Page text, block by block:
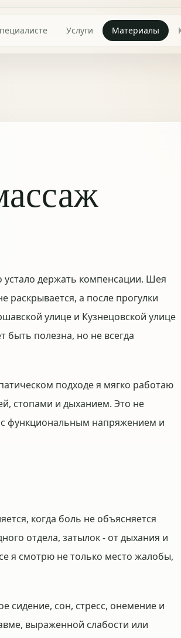
Услуги Материалы
держать компенсации. Шея
раскрывается, а после прогулки
улице и Кузнецовской улице
полезна, но не всегда
подходе я мягко работаю
стопами и дыханием. Это не
с функциональным напряжением и
когда боль не объясняется
отдела, затылок - от дыхания и
я смотрю не только место жалобы,
сидение, сон, стресс, онемение и
выраженной слабости или